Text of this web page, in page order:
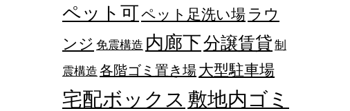
ペット可ペット足洗い場 ラウ
ンジ 免震構造 内廊下分譲賃貸制
震構造各階ゴミ置き場大型駐車場
宅配ボックス 敷地内ゴミ